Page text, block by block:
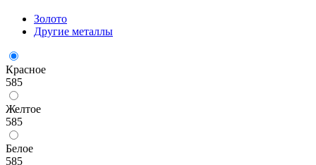
Золото
Другие металлы
Красное
585
Желтое
585
Белое
585